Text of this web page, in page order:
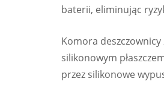
baterii, eliminując
Komora deszczownicy
silikonowym
przez silikonowe